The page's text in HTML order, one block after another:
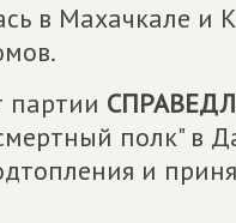
в Махачкале и
партии
полк" в
и